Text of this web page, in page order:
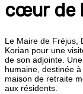
cœur de
Le Maire de Fréjus,
Korian pour une
de son adjointe.
humaine, destinée
maison de retraite
aux résidents.